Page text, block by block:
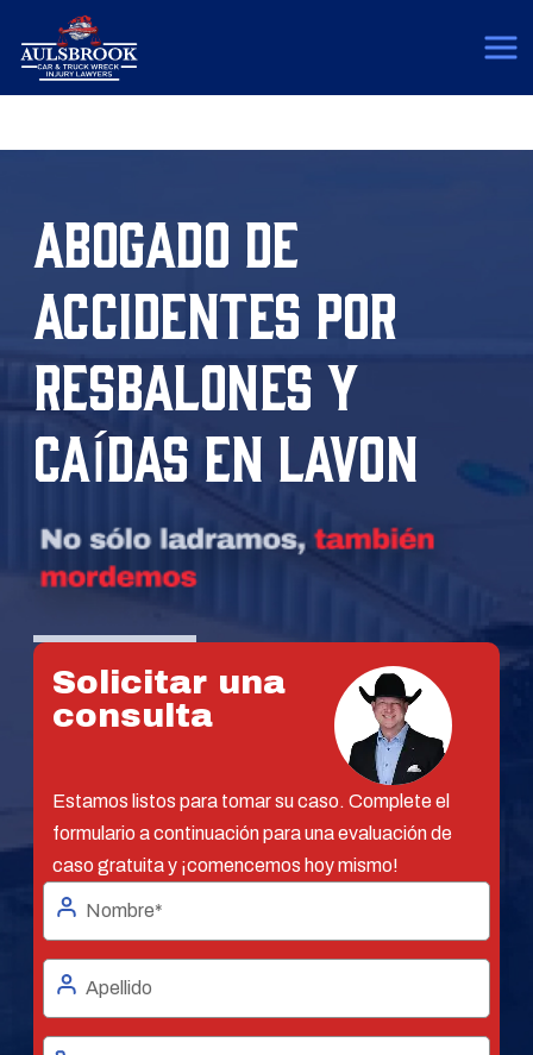
ABOGADO DE
ACCIDENTES POR
RESBALONES Y
CAÍDAS EN LAVON
Solicitar una
consulta
Estamos listos para tomar su caso. Complete el
formulario a continuación para una evaluación de
caso gratuita y ¡comencemos hoy mismo!